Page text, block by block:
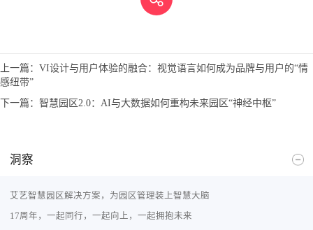
上一篇： VI设计与用户体验的融合：视觉语言如何成为品牌与用户的“情
感纽带”
下一篇： 智慧园区2.0：AI与大数据如何重构未来园区“神经中枢”
洞察
艾艺智慧园区解决方案，为园区管理装上智慧大脑
17周年，一起同行，一起向上，一起拥抱未来